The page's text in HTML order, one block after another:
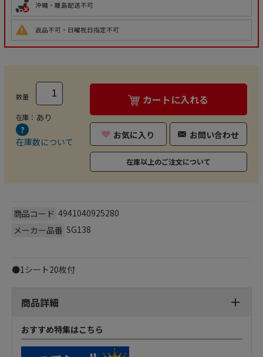
沖縄・離島配送不可
返品不可・日曜祝日指定不可
数量
在庫： あり
在庫数について
カートに入れる
お気に入り お問い合わせ
在庫以上のご注文について
商品コード 4941040925280
メーカー品番 SG138
●1シート20枚付
商品詳細
おすすめ特集はこちら